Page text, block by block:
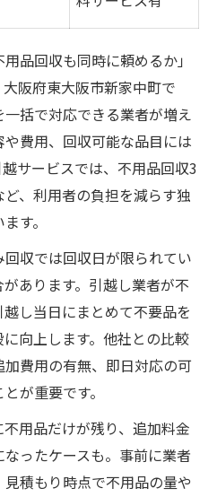
整理も手間なく完了
サービス一覧で賢く選ぶ
と引越し業者選びのコツ
の引越し業者チェックリ
後悔しないための注意点
と処分を進める手順
ミや評判の活用法
業者の無料サービス特集
サービス徹底比較表
のメリットを解説
活用するポイント
引越し業者の選び方
るサービスの見極め方
一括で済ませる方法とは
品回収も同時に頼めるか」
阪府東大阪市新家中町で
括で対応できる業者が増え
費用、回収可能な品目には
サービスでは、不用品回収3
、利用者の負担を減らす独
す。
収では回収日が限られてい
あります。引越し業者が不
し当日にまとめて不要品を
向上します。他社との比較
費用の有無、即日対応の可
が重要です。
用品だけが残り、追加料金
ったケースも。事前に業者
積もり時点で不用品の量や